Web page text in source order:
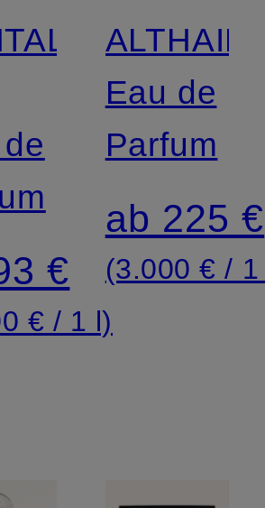
€
€ / 1 l)
MARLY
ALTHAIR
Eau de
Parfum
ab 225 €
(3.000 € /